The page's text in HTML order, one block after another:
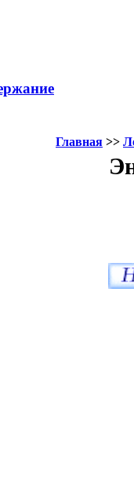
Главная >>